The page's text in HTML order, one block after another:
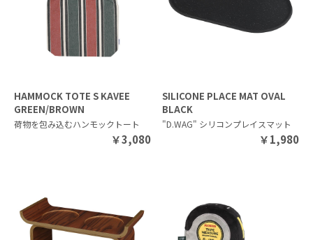
HAMMOCK TOTE S KAVEE
GREEN/BROWN
荷物を包み込むハンモックトート
￥3,080
SILICONE PLACE MAT OVAL
BLACK
"D.WAG" シリコンプレイスマット
￥1,980